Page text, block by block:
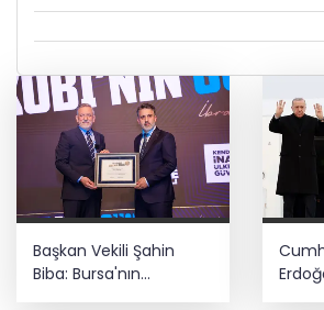
Başkan Vekili Şahin
Biba: Bursa'nın
geleceğini bütüncül